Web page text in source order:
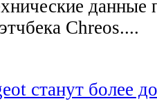
данные
Chreos....
станут более